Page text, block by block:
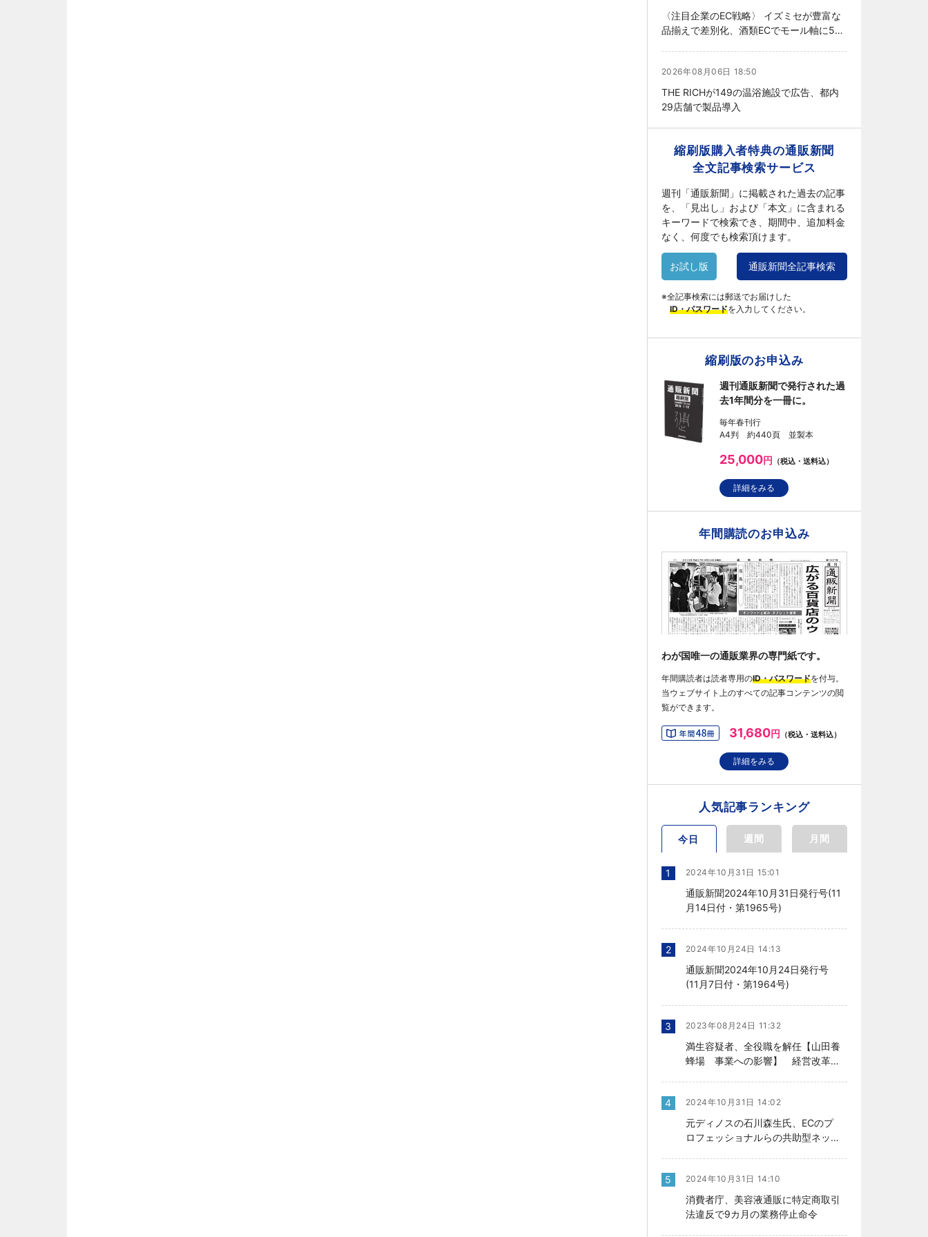
〈注目企業のEC戦略〉 イズミセが豊富な
品揃えで差別化、酒類ECでモール軸に50
2026年08月06日 18:50
THE RICHが149の温浴施設で広告、都内
29店舗で製品導入
縮刷版購入者特典の通販新聞
全文記事検索サービス
週刊「通販新聞」に掲載された過去の記事
を、「見出し」および「本文」に含まれる
キーワードで検索でき、期間中、追加料金
なく、何度でも検索頂けます。
お試し版 通販新聞全記事検索
※全記事検索には郵送でお届けした
ID・パスワードを入力してください。
縮刷版のお申込み
週刊通販新聞で発行された過
去1年間分を一冊に。
毎年春刊行
A4判 約440頁 並製本
25,000円 （税込・送料込）
詳細をみる
年間購読のお申込み
わが国唯一の通販業界の専門紙です。
年間購読者は読者専用のID・パスワードを付与。
当ウェブサイト上のすべての記事コンテンツの閲
覧ができます。
31,680円 （税込・送料込）
詳細をみる
人気記事ランキング
今日 週間 月間
1 2024年10月31日 15:01
通販新聞2024年10月31日発行号(11
月14日付・第1965号)
2 2024年10月24日 14:13
通販新聞2024年10月24日発行号
(11月7日付・第1964号)
3 2023年08月24日 11:32
満生容疑者、全役職を解任【山田養
蜂場 事業への影響】 経営改革の
4 2024年10月31日 14:02
元ディノスの石川森生氏、ECのプ
ロフェッショナルらの共助型ネット
5 2024年10月31日 14:10
消費者庁、美容液通販に特定商取引
法違反で9カ月の業務停止命令